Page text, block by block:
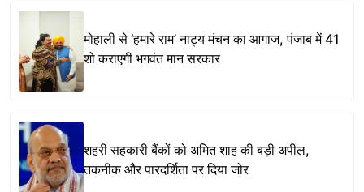
मोहाली से ‘हमारे राम’ नाट्य मंचन का आगाज, पंजाब में 41
शो कराएगी भगवंत मान सरकार
शहरी सहकारी बैंकों को अमित शाह की बड़ी अपील,
तकनीक और पारदर्शिता पर दिया जोर